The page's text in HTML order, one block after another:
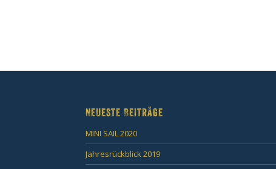
Neueste Beiträge
MINI SAIL 2020
Jahresrückblick 2019